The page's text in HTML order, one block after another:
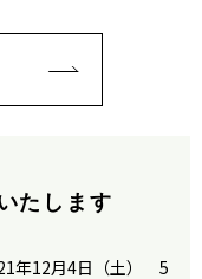
たします
年12月4日（土） 5